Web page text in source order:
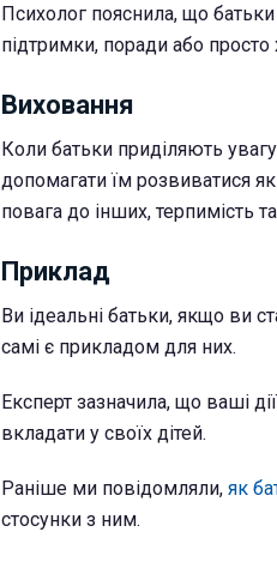
Психолог пояснила, що
підтримки, поради або
Виховання
Коли батьки приділяють
допомагати їм розвиватися
повага до інших, терпимість
Приклад
Ви ідеальні батьки, якщо ви
самі є прикладом для них.
Експерт зазначила, що ваші
вкладати у своїх дітей.
Раніше ми повідомляли, як
стосунки з ним.